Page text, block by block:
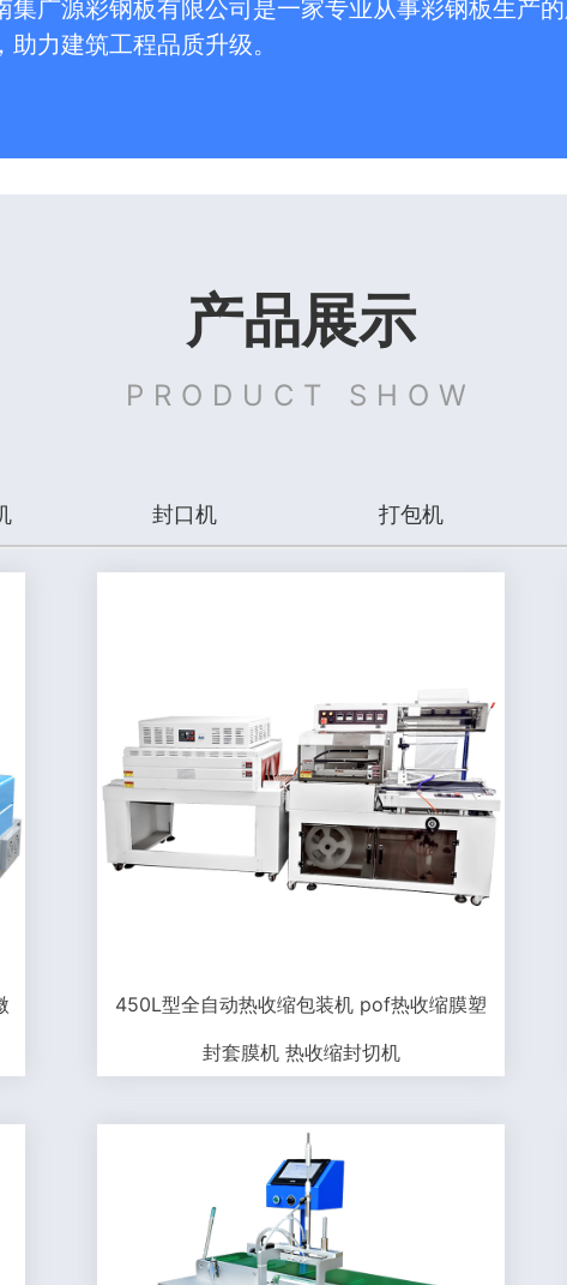
集广源彩钢板有限公司是一家专业从事彩钢板生产
助力建筑工程品质升级。
产品展示
PRODUCT SHOW
封口机 打包机
450L型全自动热收缩包装机 pof热收缩膜塑
封套膜机 热收缩封切机